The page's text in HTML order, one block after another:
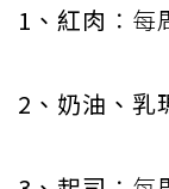
1、紅肉 ：
2、奶油、乳